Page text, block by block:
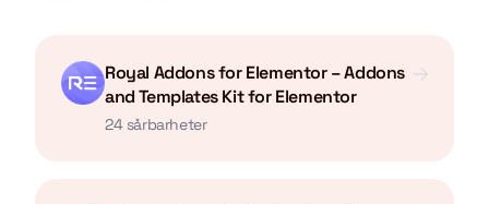
Royal Addons for Elementor – Addons
and Templates Kit for Elementor
24 sårbarheter